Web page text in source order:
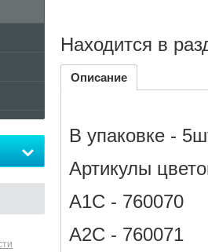
Находится в
Описание
В упаковке -
Артикулы
A1C - 760070
A2C - 760071